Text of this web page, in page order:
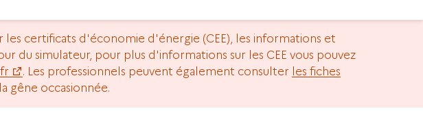
certificats d'économie d'énergie (CEE), les informations et
du simulateur, pour plus d'informations sur les CEE vous pouvez
. Les professionnels peuvent également consulter les fiches
gêne occasionnée.